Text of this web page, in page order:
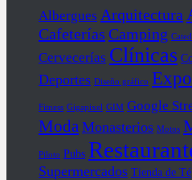
Albergues Arquitectura
Cafeterías Camping
Cervecerías Clínicas
Deportes Diseño gráfico
Fitness Gigapixel GIM Google
Moda Monasterios Motos
Piloto Pubs
Supermercados Tienda de Té